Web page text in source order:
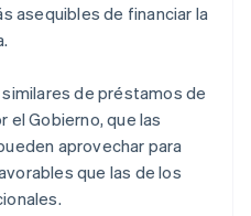
asequibles de financiar la
de préstamos de
el Gobierno, que las
aprovechar para
que las de los